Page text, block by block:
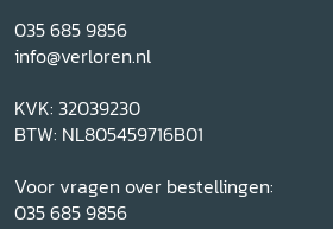
035 685 9856
info@verloren.nl
KVK: 32039230
BTW: NL805459716B01
Voor vragen over bestellingen:
035 685 9856